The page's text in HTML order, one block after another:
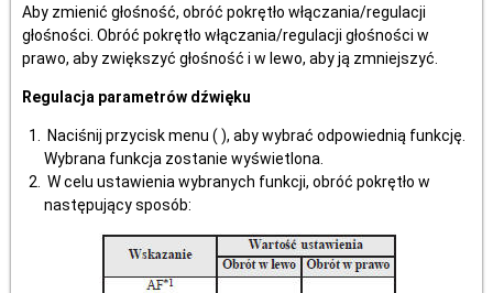
Aby zmienić głośność, obróć pokrętło włączania/regulacji
głośności. Obróć pokrętło włączania/regulacji głośności w
prawo, aby zwiększyć głośność i w lewo, aby ją zmniejszyć.
Regulacja parametrów dźwięku
Naciśnij przycisk menu ( ), aby wybrać odpowiednią funkcję.
Wybrana funkcja zostanie wyświetlona.
W celu ustawienia wybranych funkcji, obróć pokrętło w
następujący sposób: